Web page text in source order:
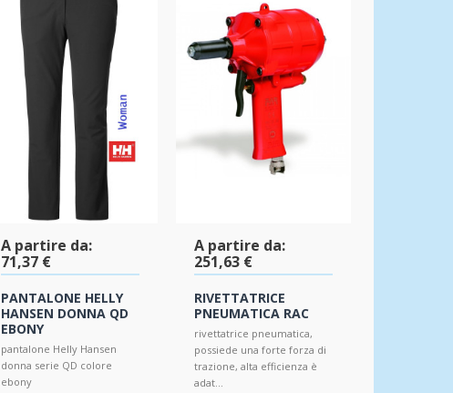
A partire da:
71,37 €
PANTALONE HELLY
HANSEN DONNA QD
EBONY
pantalone Helly Hansen
donna serie QD colore
ebony
A partire da:
251,63 €
RIVETTATRICE
PNEUMATICA RAC
rivettatrice pneumatica,
possiede una forte forza di
trazione, alta efficienza è
adat...